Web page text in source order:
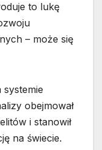
to lukę
– może się
obejmował
i stanowił
na świecie.